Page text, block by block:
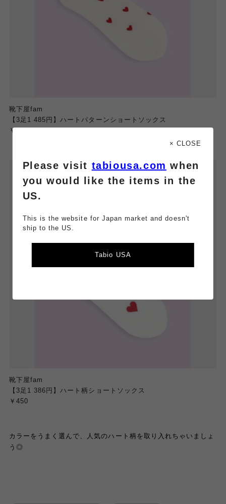
靴下屋fam
【3足1 485円】ハートパターンショートソックス
￥500
靴下屋fam
【3足1 386円】ハート柄ショートソックス
￥450
カラーをうまく選んで、人気のハート柄を取り入れちゃいましょ
う◎
× CLOSE
Please visit tabiousa.com when
you would like the items in the
US.
This is the website for Japan market and doesn't
ship to the US.
Tabio USA